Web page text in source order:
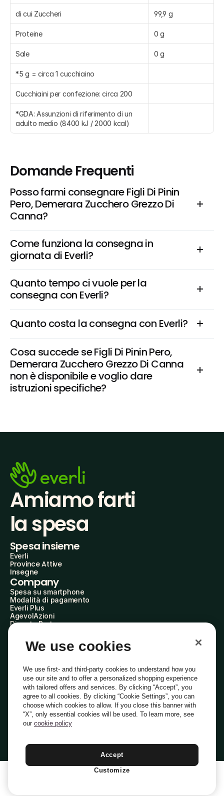
di cui Zuccheri 99,9 g
Proteine 0 g
Sale 0 g
*5 g = circa 1 cucchiaino
Cucchiaini per confezione: circa 200
*GDA: Assunzioni di riferimento di un
adulto medio (8400 kJ / 2000 kcal)
Domande Frequenti
Posso farmi consegnare Figli Di Pinin
Pero, Demerara Zucchero Grezzo Di
Canna?
Come funziona la consegna in
giornata di Everli?
Quanto tempo ci vuole per la
consegna con Everli?
Quanto costa la consegna con Everli?
Cosa succede se Figli Di Pinin Pero,
Demerara Zucchero Grezzo Di Canna
non è disponibile e voglio dare
istruzioni specifiche?
Amiamo farti
la spesa
Spesa insieme
Everli
Province Attive
Insegne
Company
Spesa su smartphone
Modalità di pagamento
Everli Plus
AgevolAzioni
Diventa Partner
Everli Shoppers
About Us
Everli News
Domande frequenti
Lavora con noi
Diventa Shopper
Investitori
PrivacyCookiePreferenze Cookie
Termini e CondizioniCodice Etico
Indirizzo PEC: everli@pec.it - indirizzo DPO: dpo@everli.com
Italiano
We use cookies
We use first- and third-party cookies to understand how you
use our site and to offer a personalized shopping experience
with tailored offers and services. By clicking “Accept”, you
agree to all cookies. By clicking “Cookie Settings”, you can
choose which cookies to allow. If you close this banner with
“X”, only essential cookies will be used. To learn more, see
our cookie policy
Accept
Customize